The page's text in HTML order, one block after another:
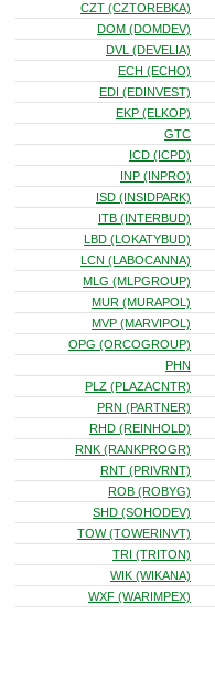
CZT (CZTOREBKA)
DOM (DOMDEV)
DVL (DEVELIA)
ECH (ECHO)
EDI (EDINVEST)
EKP (ELKOP)
GTC
ICD (ICPD)
INP (INPRO)
ISD (INSIDPARK)
ITB (INTERBUD)
LBD (LOKATYBUD)
LCN (LABOCANNA)
MLG (MLPGROUP)
MUR (MURAPOL)
MVP (MARVIPOL)
OPG (ORCOGROUP)
PHN
PLZ (PLAZACNTR)
PRN (PARTNER)
RHD (REINHOLD)
RNK (RANKPROGR)
RNT (PRIVRNT)
ROB (ROBYG)
SHD (SOHODEV)
TOW (TOWERINVT)
TRI (TRITON)
WIK (WIKANA)
WXF (WARIMPEX)